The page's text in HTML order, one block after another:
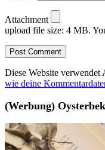
Attachment
upload file size: 4 MB.
Diese Website verwendet
wie deine
(Werbung)